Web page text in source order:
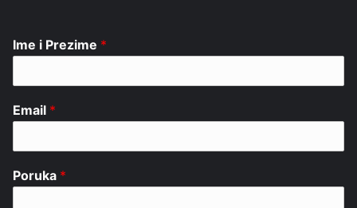
Ime i Prezime *
Email *
Poruka *